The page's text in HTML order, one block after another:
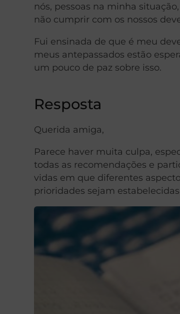
nós, pessoas na minha
não cumprir com os nossos
Fui ensinada de que é meu
meus antepassados estão
um pouco de paz sobre isso.
Resposta
Querida amiga,
Parece haver muita culpa,
todas as recomendações e
vidas em que diferentes
prioridades sejam